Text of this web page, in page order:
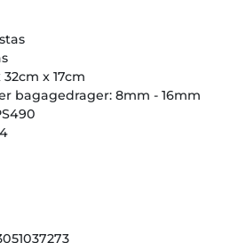
x 17cm
bagagedrager: 8mm - 16mm